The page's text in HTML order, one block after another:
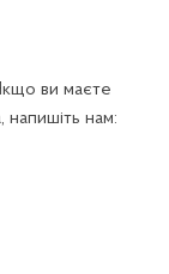
ви маєте
напишіть нам: